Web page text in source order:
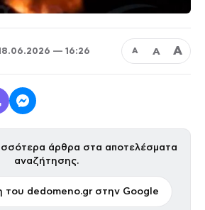
— 16:26 Α Α Α
άρθρα στα αποτελέσματα
αναζήτησης.
του dedomeno.gr στην Google